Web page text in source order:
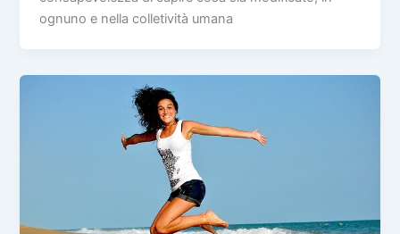
ognuno e nella colletività umana